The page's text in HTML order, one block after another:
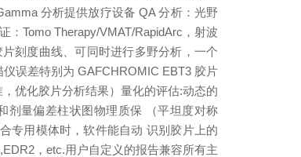
分析提供放疗设备 QA 分析： 光野
： Tomo Therapy/VMAT/RapidArc，射波
刻度曲线、可同时进行多野分析，一个
仪误差特别为 GAFCHROMIC EBT3 胶片
优化胶片分析结果） 量化的评估:动态的
剂量偏差柱状图物理质保 （平坦度对称
专用模体时，软件能自动 识别胶片上的
，etc.用户自定义的报告兼容所有主